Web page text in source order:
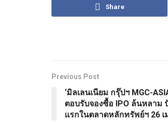
Share
Previous Post
‘มิลเลนเนียม กรุ๊ปฯ MGC-
ตอบรับจองซื้อ IPO ล้นหลาม
แรกในตลาดหลักทรัพย์ฯ 26